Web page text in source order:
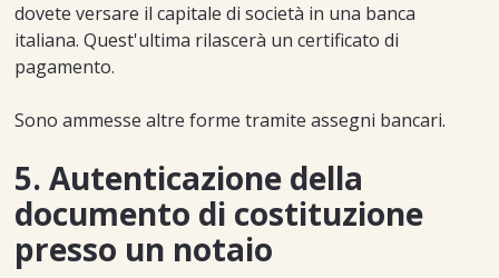
dovete versare il capitale di società in una banca
italiana. Quest'ultima rilascerà un certificato di
pagamento.
Sono ammesse altre forme tramite assegni bancari.
5. Autenticazione della
documento di costituzione
presso un notaio